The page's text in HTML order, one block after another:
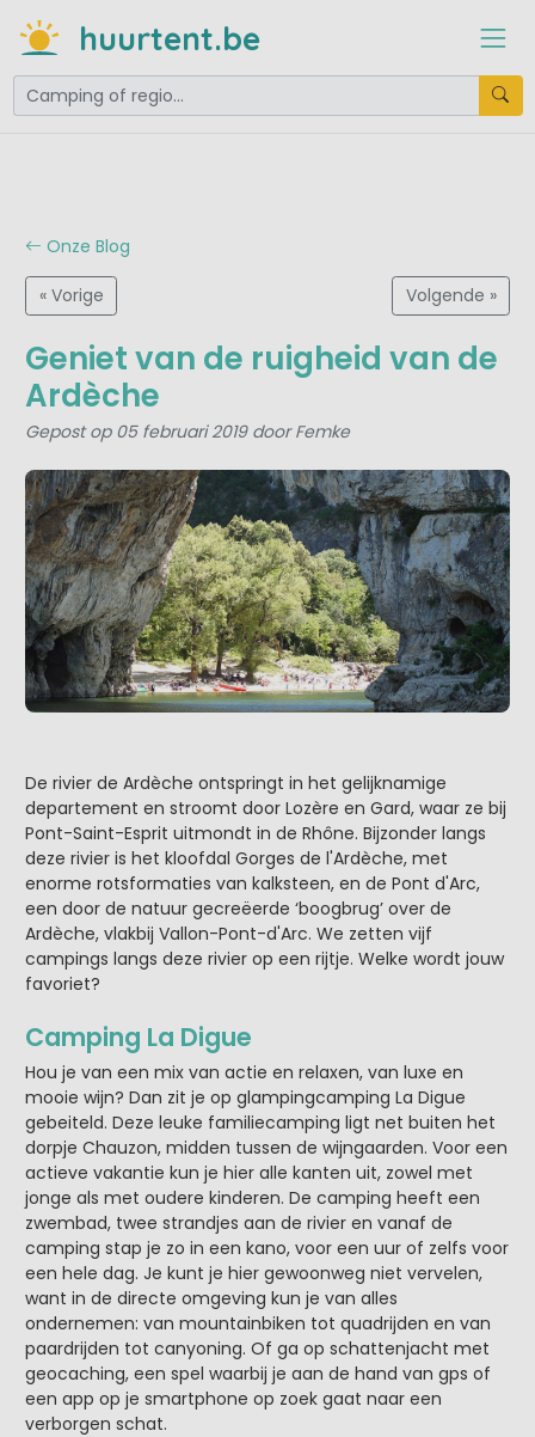
huurtent.be
Onze Blog
« Vorige Volgende »
Geniet van de ruigheid van de
Ardèche
Gepost op 05 februari 2019 door Femke
De rivier de Ardèche ontspringt in het gelijknamige
departement en stroomt door Lozère en Gard, waar ze bij
Pont-Saint-Esprit uitmondt in de Rhône. Bijzonder langs
deze rivier is het kloofdal Gorges de l'Ardèche, met
enorme rotsformaties van kalksteen, en de Pont d'Arc,
een door de natuur gecreëerde ‘boogbrug’ over de
Ardèche, vlakbij Vallon-Pont-d'Arc. We zetten vijf
campings langs deze rivier op een rijtje. Welke wordt jouw
favoriet?
Camping La Digue
Hou je van een mix van actie en relaxen, van luxe en
mooie wijn? Dan zit je op glampingcamping La Digue
gebeiteld. Deze leuke familiecamping ligt net buiten het
dorpje Chauzon, midden tussen de wijngaarden. Voor een
actieve vakantie kun je hier alle kanten uit, zowel met
jonge als met oudere kinderen. De camping heeft een
zwembad, twee strandjes aan de rivier en vanaf de
camping stap je zo in een kano, voor een uur of zelfs voor
een hele dag. Je kunt je hier gewoonweg niet vervelen,
want in de directe omgeving kun je van alles
ondernemen: van mountainbiken tot quadrijden en van
paardrijden tot canyoning. Of ga op schattenjacht met
geocaching, een spel waarbij je aan de hand van gps of
een app op je smartphone op zoek gaat naar een
verborgen schat.